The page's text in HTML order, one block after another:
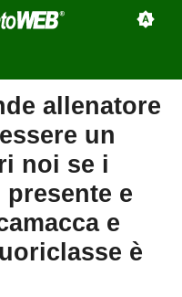
allenatore
un
noi se i
e
e
è